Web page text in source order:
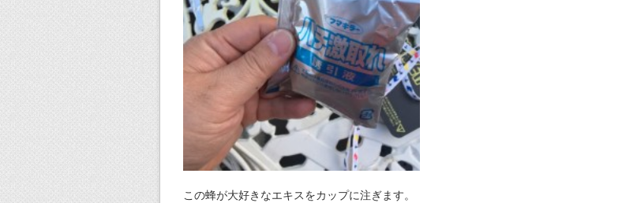
この蜂が大好きなエキスをカップに注ぎます。